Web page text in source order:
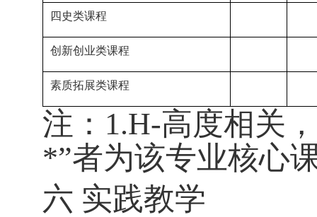
四史类课程
创新创业类课程
素质拓展类课程
注：1.H-高度相关
*”者为该专业核心
六 实践教学